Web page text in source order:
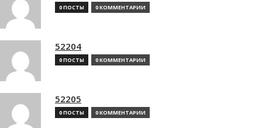
0 ПОСТЫ 0 КОММЕНТАРИИ
52204
0 ПОСТЫ 0 КОММЕНТАРИИ
52205
0 ПОСТЫ 0 КОММЕНТАРИИ